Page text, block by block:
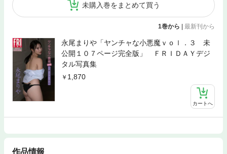
未購入巻をまとめて買う
1巻から 最新刊から
永尾まりや「ヤンチャな小悪魔ｖｏｌ．３ 未
公開１０７ページ完全版」 ＦＲＩＤＡＹデジ
タル写真集
1,870
カートへ
作品情報